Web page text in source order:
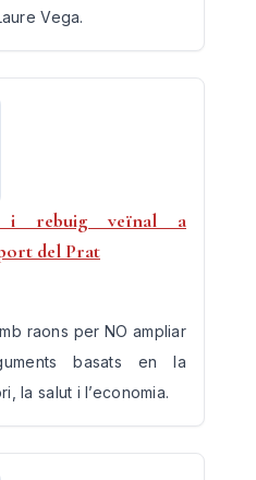
Vega.
i rebuig veïnal a
del Prat
raons per NO ampliar
basats en la
la salut i l’economia.